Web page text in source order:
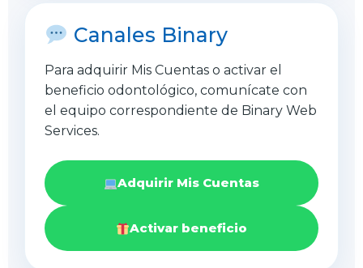
Canales Binary
Para adquirir Mis Cuentas o activar el
beneficio odontológico, comunícate con
el equipo correspondiente de Binary Web
Services.
Adquirir Mis Cuentas
Activar beneficio